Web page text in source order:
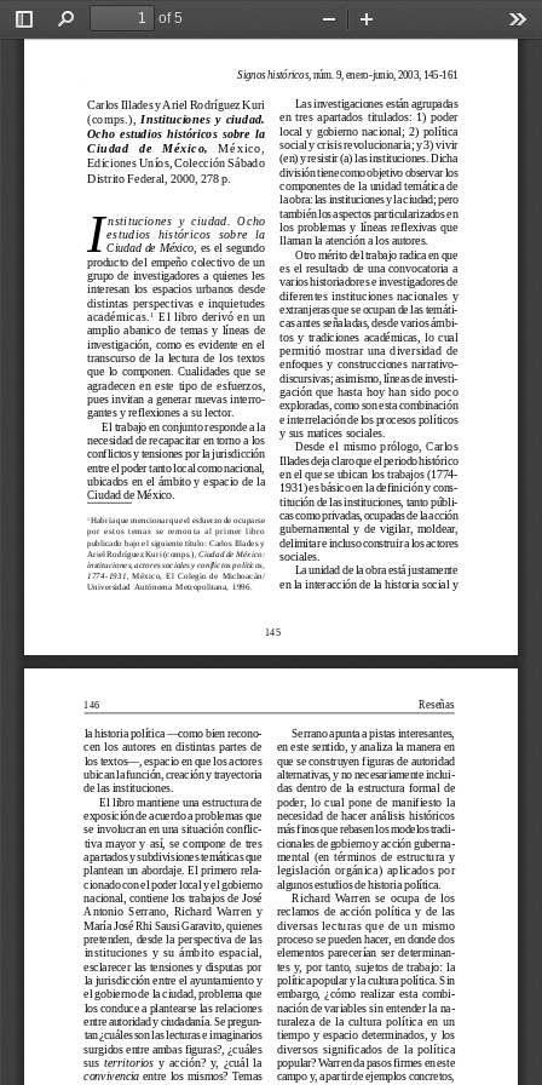
Toggle
Find
of 5
Zoom
Carlos Illades y Ariel Rodríguez Kuri
(comps.),
Instituciones  y  ciudad.
Ocho  estudios  históricos  sobre  la
Ciudad   de   México,
México,
Ediciones Uníos, Colección Sábado
Distrito Federal, 2000, 278 p.
I nstituciones  y  ciudad.  Ocho
estudios  históricos  sobre  la
Ciudad  de  México ,  es  el  segundo
producto  del  empeño  colectivo  de  un
grupo  de  investigadores  a  quienes  les
interesan  los  espacios  urbanos  desde
distintas  perspectivas  e  inquietudes
académicas.
1
El libro derivó en un
amplio  abanico  de  temas  y  líneas  de
investigación,  como  es  evidente  en  el
transcurso  de  la  lectura  de  los  textos
que  lo  componen.  Cualidades  que  se
agradecen  en  este  tipo  de  esfuerzos,
pues invitan a generar nuevas interro-
gantes y reflexiones a su lector.
El trabajo en conjunto responde a la
necesidad de recapacitar en torno a los
conflictos y tensiones por la jurisdicción
entre el poder tanto local como nacional,
ubicados en el ámbito y espacio de la
Ciudad de México.
Las investigaciones están agrupadas
en  tres  apartados  titulados:  1)  poder
local  y  gobierno  nacional;  2)  política
social y crisis revolucionaria; y 3) vivir
(en) y resistir (a) las instituciones. Dicha
división tiene como objetivo observar los
componentes de la unidad temática de
la obra: las instituciones y la ciudad; pero
también los aspectos particularizados en
los  problemas  y  líneas  reflexivas  que
llaman la atención a los autores.
Otro mérito del trabajo radica en que
es  el  resultado  de  una  convocatoria  a
varios historiadores e investigadores de
diferentes  instituciones  nacionales  y
extranjeras que se ocupan de las temáti-
cas antes señaladas, desde varios ámbi-
tos  y  tradiciones  académicas,  lo  cual
permitió mostrar  una  diversidad  de
enfoques  y  construcciones  narrativo-
discursivas; asimismo, líneas de investi-
gación  que  hasta  hoy  han  sido  poco
exploradas, como son esta combinación
e interrelación de los procesos políticos
y sus matices sociales.
Desde  el  mismo  prólogo,  Carlos
Illades deja claro que el periodo histórico
en el que se ubican los trabajos (1774-
1931) es básico en la definición y cons-
titución de las instituciones, tanto públi-
cas como privadas, ocupadas de la acción
gubernamental  y  de  vigilar,  moldear,
delimitar e incluso construir a los actores
sociales.
La unidad de la obra está justamente
en la interacción de la historia social y
1 Habría que mencionar que el esfuerzo de ocuparse
por  estos  temas  se  remonta  al  primer  libro
publicado bajo el siguiente título: Carlos Illades y
Ariel Rodríguez Kuri (comps.), Ciudad de México:
instituciones, actores sociales y conflictos políticos,
1774-1931 ,  México,  El  Colegio  de  Michoacán/
Universidad  Autónoma  Metropolitana,  1996.
Signos históricos, núm. 9, enero-junio, 2003, 145-161
145
la historia política —como bien recono-
cen  los  autores  en  distintas  partes  de
los textos—, espacio en que los actores
ubican la función, creación y trayectoria
de las instituciones.
El libro mantiene una estructura de
exposición de acuerdo a problemas que
se involucran en una situación conflic-
tiva  mayor  y  así,  se  compone  de  tres
apartados y subdivisiones temáticas que
plantean un abordaje. El primero rela-
cionado con el poder local y el gobierno
nacional, contiene los trabajos de José
Antonio  Serrano,  Richard  Warren  y
María José Rhi Sausi Garavito, quienes
pretenden, desde la perspectiva de las
instituciones  y  su  ámbito  espacial,
esclarecer las tensiones y disputas por
la jurisdicción entre el ayuntamiento y
el gobierno de la ciudad, problema que
los conduce a plantearse las relaciones
entre autoridad y ciudadanía. Se pregun-
tan ¿cuáles son las lecturas e imaginarios
surgidos entre ambas figuras?, ¿cuáles
sus territorios
  y  acción?  y,  ¿cuál  la
convivencia entre los mismos? Temas
Serrano apunta a pistas interesantes,
en este sentido, y analiza la manera en
que se construyen figuras de autoridad
alternativas, y no necesariamente inclui-
das  dentro  de  la  estructura  formal  de
poder,  lo  cual  pone  de  manifiesto  la
necesidad  de  hacer  análisis  históricos
más finos que rebasen los modelos tradi-
cionales de gobierno y acción guberna-
mental  (en  términos  de  estructura  y
legislación  orgánica)  aplicados  por
algunos estudios de historia política.
Richard  Warren  se  ocupa  de  los
reclamos  de  acción  política  y  de  las
diversas  lecturas  que  de  un  mismo
proceso se pueden hacer, en donde dos
elementos  parecerían  ser  determinan-
tes  y,  por  tanto,  sujetos  de  trabajo:  la
política popular y la cultura política. Sin
embargo,  ¿cómo  realizar  esta  combi-
nación de variables sin entender la na-
turaleza  de  la  cultura  política  en  un
tiempo  y  espacio  determinados,  y  los
diversos  significados  de  la  política
popular? Warren da pasos firmes en este
campo y, a partir de ejemplos concretos,
146 Reseñas